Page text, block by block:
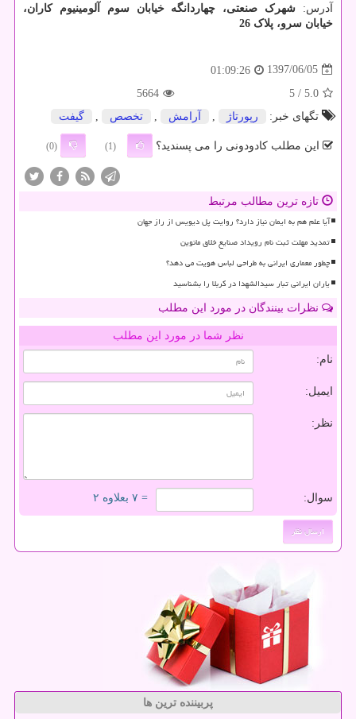
آدرس: شهرک صنعتی، چهاردانگه خيابان سوم آلومينيوم کاران،
خیابان سرو، پلاک 26
1397/06/05
01:09:26
5.0
/ 5
5664
تگهای خبر:
رپورتاژ , آرامش , تخصص , گیفت
این مطلب کادودونی را می پسندید؟ (1)
(0)
تازه ترین مطالب مرتبط
آیا علم هم به ایمان نیاز دارد؟ روایت پل دیویس از راز جهان
تمدید مهلت ثبت نام رویداد صنایع خلاق مانوین
چطور معماری ایرانی به طراحی لباس هویت می دهد؟
یاران ایرانی تبار سیدالشهدا در کربلا را بشناسید
نظرات بینندگان در مورد این مطلب
نظر شما در مورد این مطلب
نام:
ایمیل:
نظر:
سوال: = ۷ بعلاوه ۲
پربیننده ترین ها